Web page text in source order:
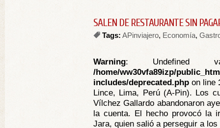
SALEN DE RESTAURANTE SIN
Tags: APinviajero, Economía,
Warning: Undefined
/home/ww30vfa89izp/
includes/deprecated.php on line
Lince, Lima, Perú (A-Pin). Los
Vílchez Gallardo abandonaron
la cuenta. El hecho provocó la
Jara, quien salió a perseguir a